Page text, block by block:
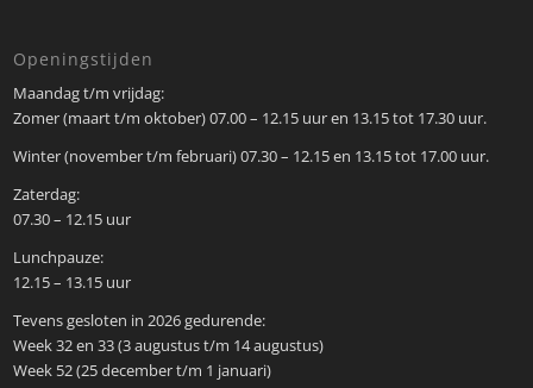
Openingstijden
Maandag t/m vrijdag:
Zomer (maart t/m oktober) 07.00 – 12.15 uur en 13.15 tot 17.30 uur.
Winter (november t/m februari) 07.30 – 12.15 en 13.15 tot 17.00 uur.
Zaterdag:
07.30 – 12.15 uur
Lunchpauze:
12.15 – 13.15 uur
Tevens gesloten in 2026 gedurende:
Week 32 en 33 (3 augustus t/m 14 augustus)
Week 52 (25 december t/m 1 januari)